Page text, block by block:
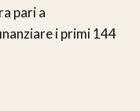
pari a
i primi 144